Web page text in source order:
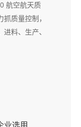
航空航天质
质量控制，
料、生产、
业选用